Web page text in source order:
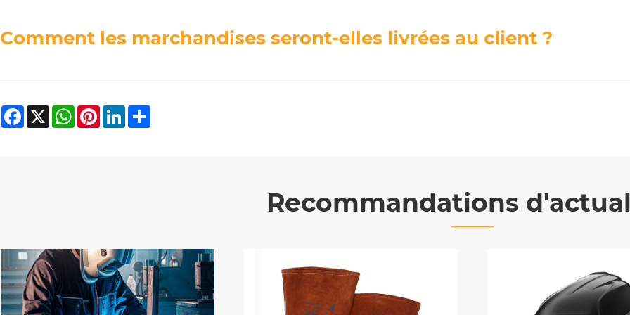
Comment les marchandises seront-elles livrées au client ?
Facebook
X WhatsApp
Pinterest
LinkedIn
Recommandations